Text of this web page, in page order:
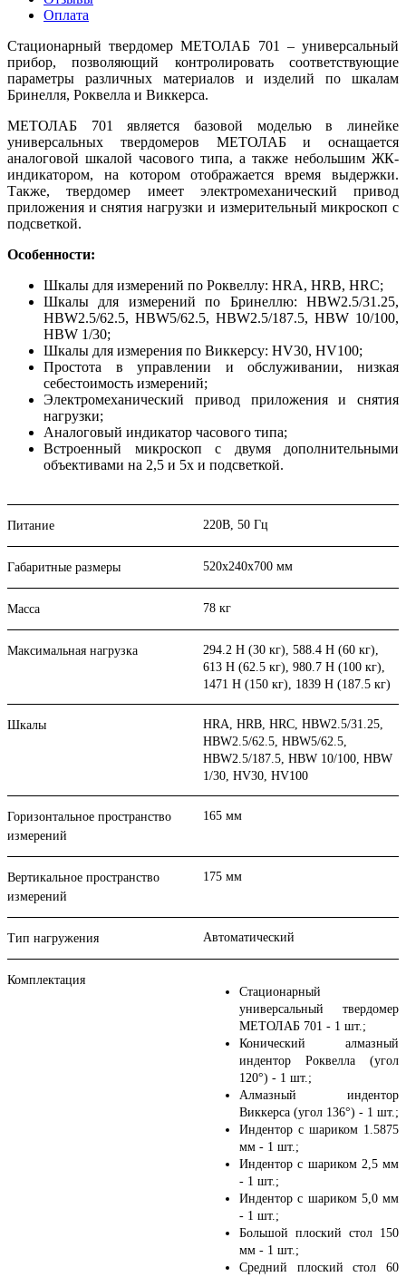
Оплата
Стационарный твердомер МЕТОЛАБ 701 – универсальный
прибор, позволяющий контролировать соответствующие
параметры различных материалов и изделий по шкалам
Бринелля, Роквелла и Виккерса.
МЕТОЛАБ 701 является базовой моделью в линейке
универсальных твердомеров МЕТОЛАБ и оснащается
аналоговой шкалой часового типа, а также небольшим ЖК-
индикатором, на котором отображается время выдержки.
Также, твердомер имеет электромеханический привод
приложения и снятия нагрузки и измерительный микроскоп с
подсветкой.
Особенности:
Шкалы для измерений по Роквеллу: HRA, HRB, HRC;
Шкалы для измерений по Бринеллю: HBW2.5/31.25,
HBW2.5/62.5, HBW5/62.5, HBW2.5/187.5, HBW 10/100,
HBW 1/30;
Шкалы для измерения по Виккерсу: HV30, HV100;
Простота в управлении и обслуживании, низкая
себестоимость измерений;
Электромеханический привод приложения и снятия
нагрузки;
Аналоговый индикатор часового типа;
Встроенный микроскоп с двумя дополнительными
объективами на 2,5 и 5х и подсветкой.
Питание 220В, 50 Гц
Габаритные размеры 520х240х700 мм
Масса 78 кг
Максимальная нагрузка
294.2 Н (30 кг), 588.4 Н (60 кг),
613 H (62.5 кг), 980.7 Н (100 кг),
1471 Н (150 кг), 1839 Н (187.5 кг)
Шкалы
HRA, HRB, HRC, HBW2.5/31.25,
HBW2.5/62.5, HBW5/62.5,
HBW2.5/187.5, HBW 10/100, HBW
1/30, HV30, HV100
Горизонтальное пространство
измерений
165 мм
Вертикальное пространство
измерений
175 мм
Тип нагружения Автоматический
Комплектация
Стационарный
универсальный твердомер
МЕТОЛАБ 701 - 1 шт.;
Конический алмазный
индентор Роквелла (угол
120°) - 1 шт.;
Алмазный индентор
Виккерса (угол 136°) - 1 шт.;
Индентор с шариком 1.5875
мм - 1 шт.;
Индентор с шариком 2,5 мм
- 1 шт.;
Индентор с шариком 5,0 мм
- 1 шт.;
Большой плоский стол 150
мм - 1 шт.;
Средний плоский стол 60